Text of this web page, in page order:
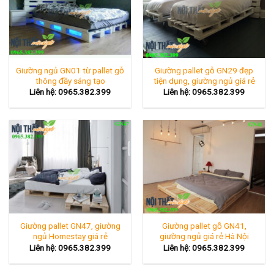
Giường ngủ GN01 từ pallet gỗ
thông đầy sáng tạo
Liên hệ: 0965.382.399
Giường pallet gỗ GN29 đẹp
tiện dụng, giường ngủ giá rẻ
Liên hệ: 0965.382.399
Giường pallet GN47, giường
ngủ Homestay giá rẻ
Liên hệ: 0965.382.399
Giường pallet gỗ GN41,
giường ngủ giá rẻ Hà Nội
Liên hệ: 0965.382.399